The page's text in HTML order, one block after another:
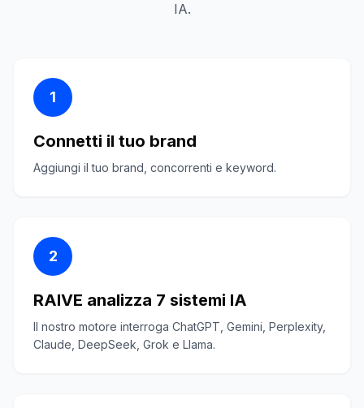
IA.
1
Connetti il tuo brand
Aggiungi il tuo brand, concorrenti e keyword.
2
RAIVE analizza 7 sistemi IA
Il nostro motore interroga ChatGPT, Gemini, Perplexity,
Claude, DeepSeek, Grok e Llama.